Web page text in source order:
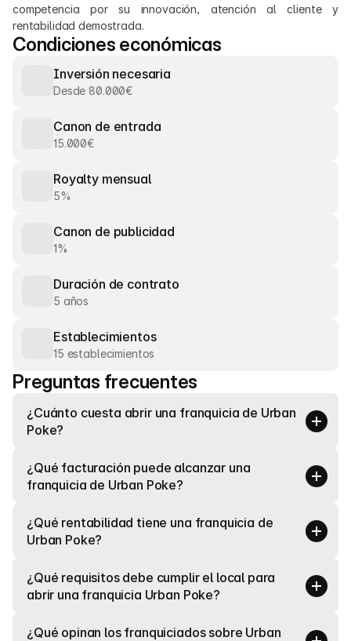
competencia por su innovación, atención al cliente y
rentabilidad demostrada.
Condiciones económicas
Inversión necesaria
Desde 80.000€
Canon de entrada
15.000€
Royalty mensual
5%
Canon de publicidad
1%
Duración de contrato
5 años
Establecimientos
15 establecimientos
Preguntas frecuentes
¿Cuánto cuesta abrir una franquicia de Urban
Poke?
¿Qué facturación puede alcanzar una
franquicia de Urban Poke?
¿Qué rentabilidad tiene una franquicia de
Urban Poke?
¿Qué requisitos debe cumplir el local para
abrir una franquicia Urban Poke?
¿Qué opinan los franquiciados sobre Urban